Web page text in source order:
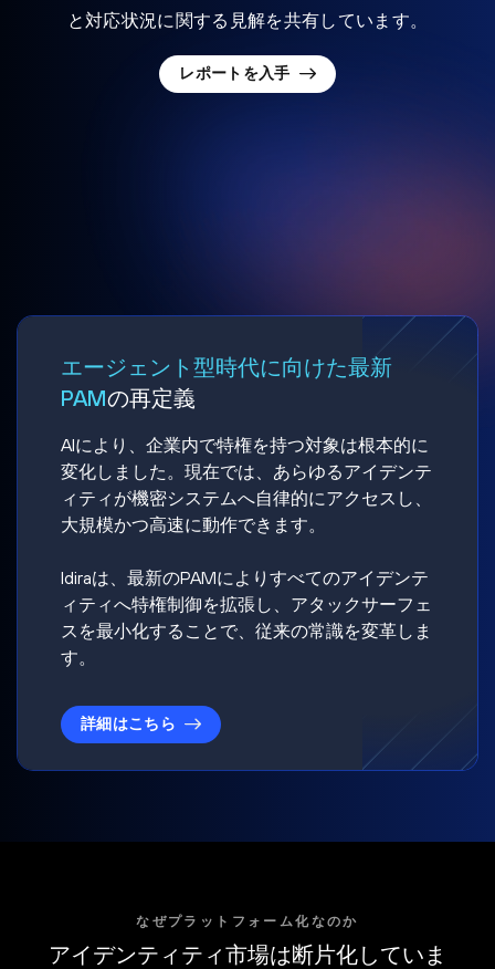
と対応状況に関する見解を共有しています。
レポートを入手
エージェント型時代に向けた最新
PAMの再定義
AIにより、企業内で特権を持つ対象は根本的に
変化しました。現在では、あらゆるアイデンテ
ィティが機密システムへ自律的にアクセスし、
大規模かつ高速に動作できます。
Idiraは、最新のPAMによりすべてのアイデンテ
ィティへ特権制御を拡張し、アタックサーフェ
スを最小化することで、従来の常識を変革しま
す。
詳細はこちら
なぜプラットフォーム化なのか
アイデンティティ市場は断片化していま